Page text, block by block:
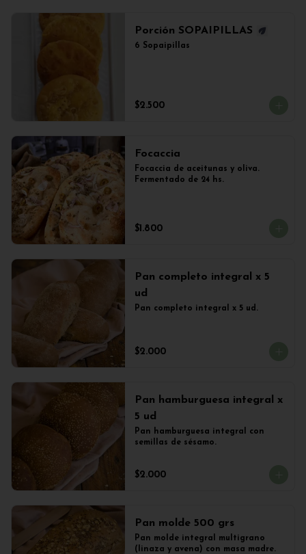
Porción SOPAIPILLAS
6 Sopaipillas
$2.500
Focaccia
Focaccia de aceitunas y oliva.
Fermentado de 24 hs.
$1.800
Pan completo integral x 5
ud
Pan completo integral x 5 ud.
$2.000
Pan hamburguesa integral x
5 ud
Pan hamburguesa integral con
semillas de sésamo.
$2.000
Pan molde 500 grs
Pan molde integral multigrano
(linaza y avena) con masa madre.